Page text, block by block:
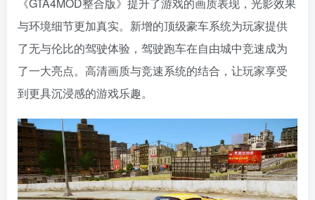
与环境细节更加真实。新增的顶级豪车系统为玩家提供
了无与伦比的驾驶体验，驾驶跑车在自由城中竞速成为
了一大亮点。高清画质与竞速系统的结合，让玩家享受
到更具沉浸感的游戏乐趣。